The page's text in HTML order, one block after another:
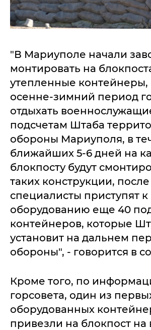
"В Мариуполе начали
монтировать на
утепленные контейнеры,
осенне-зимний период
отдыхать
подсчетам Штаба
обороны Мариуполя, в
ближайших 5-6 дней на
блокпосту будут
таких конструкции, после
специалисты приступят к
оборудованию еще 40
контейнеров, которые
установит на дальнем
обороны", - говорится в
Кроме того, по
горсовета, один из
оборудованных
привезли на блокпост на